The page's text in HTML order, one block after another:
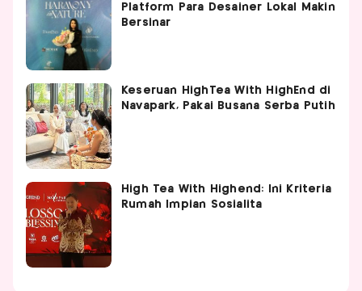
Platform Para Desainer Lokal Makin
Bersinar
Keseruan HighTea With HighEnd di
Navapark, Pakai Busana Serba Putih
High Tea With Highend: Ini Kriteria
Rumah Impian Sosialita